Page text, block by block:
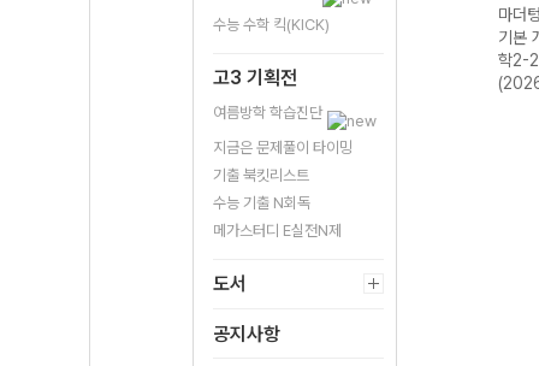
수능 수학 킥(KICK)
고3 기획전
여름방학 학습진단
지금은 문제풀이 타이밍
기출 북킷리스트
수능 기출 N회독
메가스터디 E실전N제
도서
공지사항
마더텅 수능·내신
기본 개념 한국사
(2026년)
마더
기본
학2-